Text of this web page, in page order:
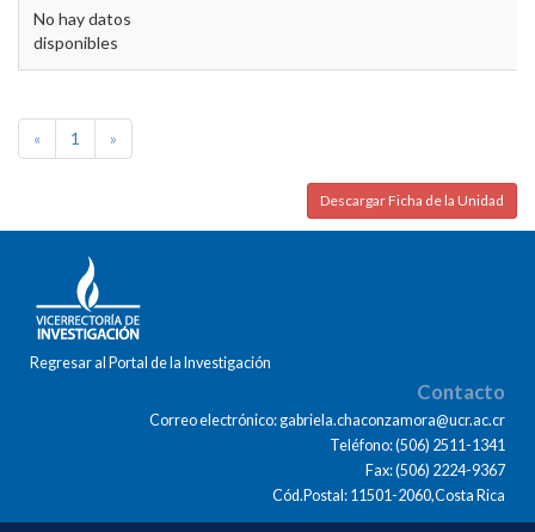
No hay datos
disponibles
« 1 »
Descargar Ficha de la Unidad
Regresar al Portal de la Investigación
Contacto
Correo electrónico: gabriela.chaconzamora@ucr.ac.cr
Teléfono: (506) 2511-1341
Fax: (506) 2224-9367
Cód.Postal: 11501-2060,Costa Rica